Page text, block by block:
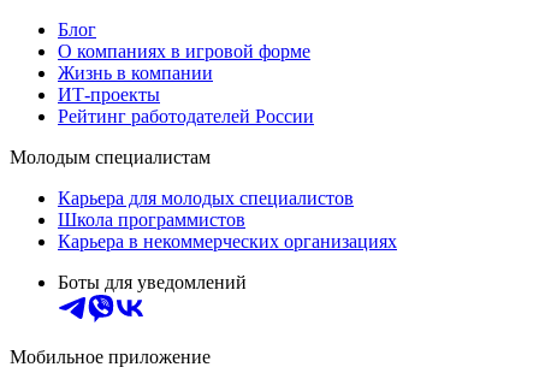
Блог
О компаниях в игровой форме
Жизнь в компании
ИТ-проекты
Рейтинг работодателей России
Молодым специалистам
Карьера для молодых специалистов
Школа программистов
Карьера в некоммерческих организациях
Боты для уведомлений
Мобильное приложение